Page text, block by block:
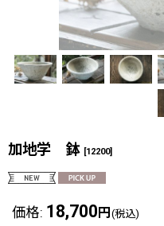
加地学 鉢 [12200]
価格: 18,700 円 (税込)